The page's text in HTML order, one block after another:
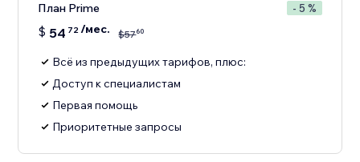
План Prime - 5 %
$ 54 72/мес. $5760
Всё из предыдущих тарифов, плюс:
Доступ к специалистам
Первая помощь
Приоритетные запросы